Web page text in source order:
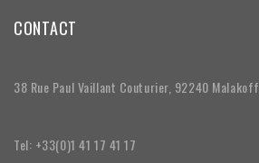
CONTACT
38 Rue Paul Vaillant Couturier, 92240 Malakoff
Tel: +33(0)1 41 17 41 17